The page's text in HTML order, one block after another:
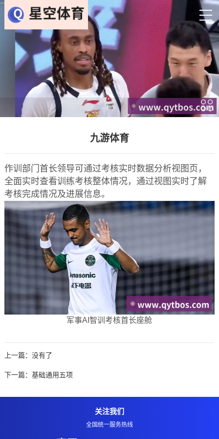
九游体育
作训部门首长领导可通过考核实时数据分析视图页，
全面实时查看训练考核整体情况，通过视图实时了解
考核完成情况及进展信息。
军事AI智训考核首长座舱
上一篇：没有了
下一篇： 基础通用五项
关注我们
全国统一服务热线